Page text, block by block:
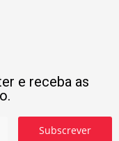
e receba as
Subscrever